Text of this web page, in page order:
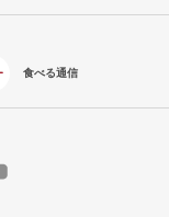
食べる通信